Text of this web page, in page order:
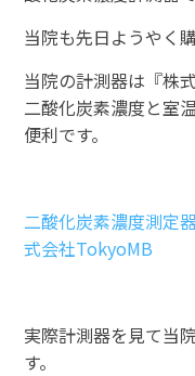
当院も先日ようやく
当院の計測器は『株
二酸化炭素濃度と室
便利です。
二酸化炭素濃度測定
式会社TokyoMB
実際計測器を見て当
す。